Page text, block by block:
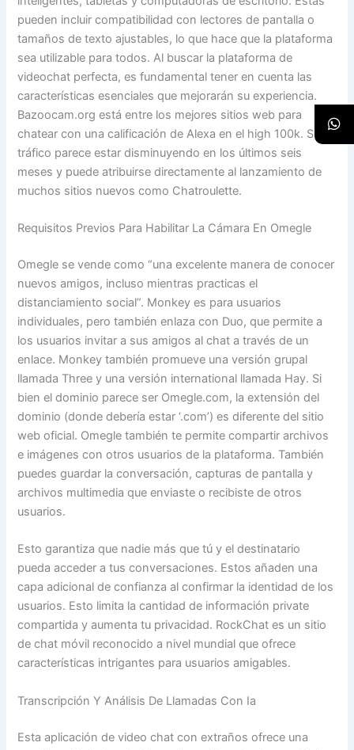
pueden incluir compatibilidad con lectores de pantalla o
tamaños de texto ajustables, lo que hace que la plataforma
sea utilizable para todos. Al buscar la plataforma de
videochat perfecta, es fundamental tener en cuenta las
características esenciales que mejorarán su experiencia.
Bazoocam.org está entre los mejores sitios web para
chatear con una calificación de Alexa en el high 100k. Su
tráfico parece estar disminuyendo en los últimos seis
meses y puede atribuirse directamente al lanzamiento de
muchos sitios nuevos como Chatroulette.
Requisitos Previos Para Habilitar La Cámara En Omegle
Omegle se vende como “una excelente manera de conocer
nuevos amigos, incluso mientras practicas el
distanciamiento social”. Monkey es para usuarios
individuales, pero también enlaza con Duo, que permite a
los usuarios invitar a sus amigos al chat a través de un
enlace. Monkey también promueve una versión grupal
llamada Three y una versión international llamada Hay. Si
bien el dominio parece ser Omegle.com, la extensión del
dominio (donde debería estar ‘.com’) es diferente del sitio
web oficial. Omegle también te permite compartir archivos
e imágenes con otros usuarios de la plataforma. También
puedes guardar la conversación, capturas de pantalla y
archivos multimedia que enviaste o recibiste de otros
usuarios.
Esto garantiza que nadie más que tú y el destinatario
pueda acceder a tus conversaciones. Estos añaden una
capa adicional de confianza al confirmar la identidad de los
usuarios. Esto limita la cantidad de información private
compartida y aumenta tu privacidad. RockChat es un sitio
de chat móvil reconocido a nivel mundial que ofrece
características intrigantes para usuarios amigables.
Transcripción Y Análisis De Llamadas Con Ia
Esta aplicación de video chat con extraños ofrece una